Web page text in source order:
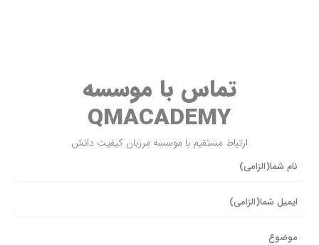
تماس با موسسه
QMACADEMY
ارتباط مستقیم با موسسه مرزبان کیفیت دانش